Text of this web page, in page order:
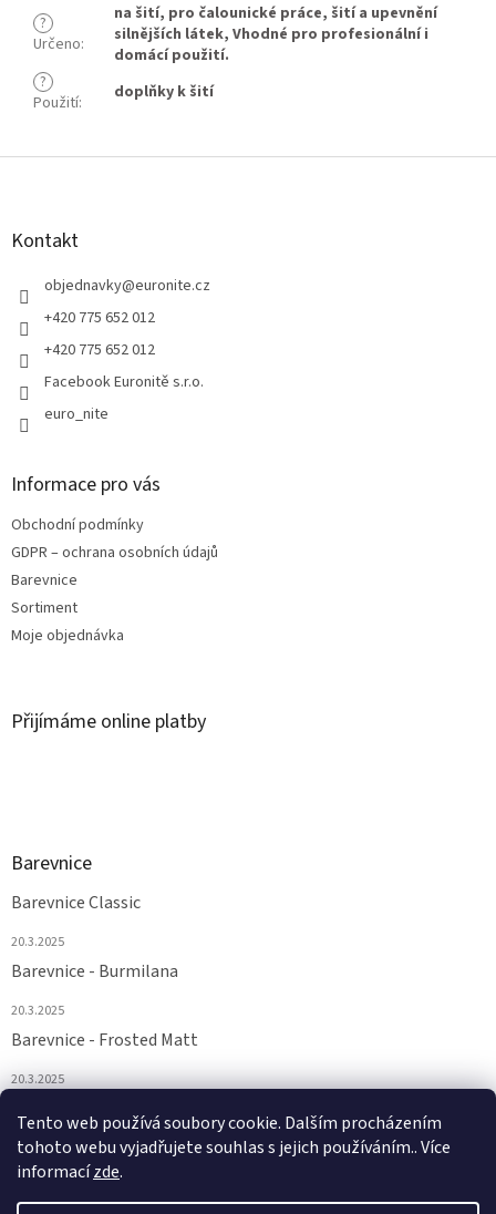
Tento web používá soubory cookie. Dalším procházením
tohoto webu vyjadřujete souhlas s jejich používáním.. Více
informacízde.
?
Určeno:
na šití, pro čalounické práce, šití a upevnění
silnějších látek, Vhodné pro profesionální i
domácí použití.
?
Použití: doplňky k šití
Z
Kontakt
objednavky@euronite.cz
+420 775 652 012
+420 775 652 012
Facebook Euronitě s.r.o.
euro_nite
Informace pro vás
Obchodní podmínky
GDPR – ochrana osobních údajů
Barevnice
Sortiment
Moje objednávka
Přijímáme online platby
Barevnice
Barevnice Classic
20.3.2025
Barevnice - Burmilana
20.3.2025
Barevnice - Frosted Matt
20.3.2025
20.3.2025